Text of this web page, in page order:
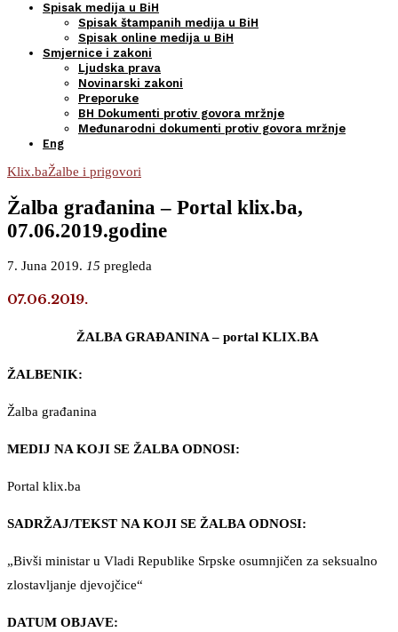
Spisak medija u BiH
Spisak štampanih medija u BiH
Spisak online medija u BiH
Smjernice i zakoni
Ljudska prava
Novinarski zakoni
Preporuke
BH Dokumenti protiv govora mržnje
Međunarodni dokumenti protiv govora mržnje
Eng
Klix.baŽalbe i prigovori
Žalba građanina – Portal klix.ba,
07.06.2019.godine
7. Juna 2019. 15 pregleda
07.06.2019.
ŽALBA GRAĐANINA – portal KLIX.BA
ŽALBENIK:
Žalba građanina
MEDIJ NA KOJI SE ŽALBA ODNOSI:
Portal klix.ba
SADRŽAJ/TEKST NA KOJI SE ŽALBA ODNOSI:
„Bivši ministar u Vladi Republike Srpske osumnjičen za seksualno
zlostavljanje djevojčice“
DATUM OBJAVE: